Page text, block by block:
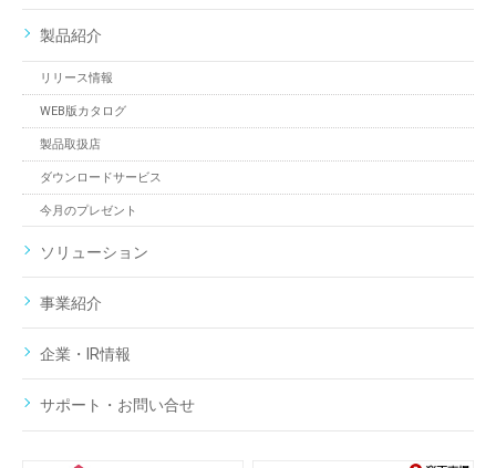
製品紹介
リリース情報
WEB版カタログ
製品取扱店
ダウンロードサービス
今月のプレゼント
ソリューション
事業紹介
企業・IR情報
サポート・お問い合せ